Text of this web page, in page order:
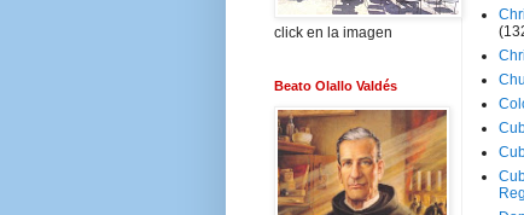
click en la imagen
Beato Olallo Valdés